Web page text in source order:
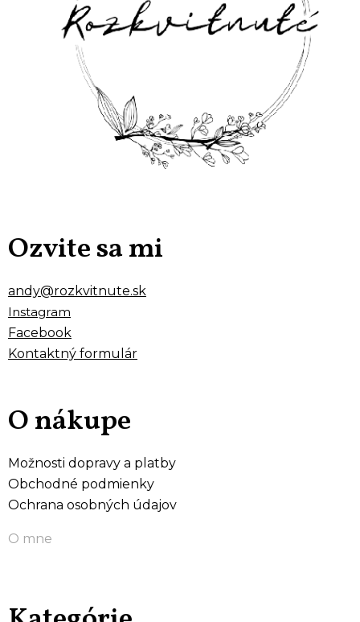
Ozvite sa mi
andy@rozkvitnute.sk
Instagram
Facebook
Kontaktný formulár
O nákupe
Možnosti dopravy a platby
Obchodné podmienky
Ochrana osobných údajov
O mne